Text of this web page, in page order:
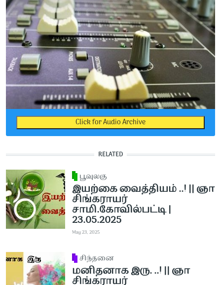
Click for Audio Archive
RELATED
பூவுலகு
இயற்கை வைத்தியம் ..! || ஞா
சிங்கராயர்
சாமி.கோவில்பட்டி |
23.05.2025
May 23, 2025
சிந்தனை
மனிதனாக இரு. ..! || ஞா
சிங்கராயர்